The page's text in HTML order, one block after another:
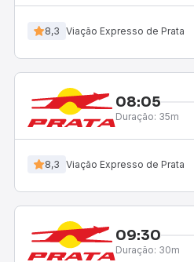
8,3 Viação Expresso de Prata
08:05
Duração: 35m
8,3 Viação Expresso de Prata
09:30
Duração: 30m